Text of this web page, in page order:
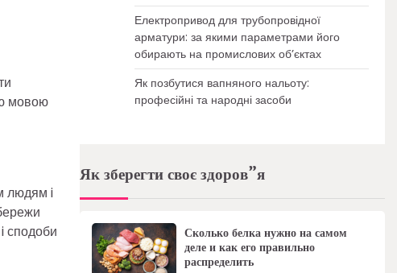
мовою
людям i
сподоби
Електропривод для трубопровідної
арматури: за якими параметрами його
обирають на промислових об’єктах
Як позбутися вапняного нальоту:
професійні та народні засоби
Як зберегти своє здоров”я
Сколько белка нужно на самом
деле и как его правильно
распределить